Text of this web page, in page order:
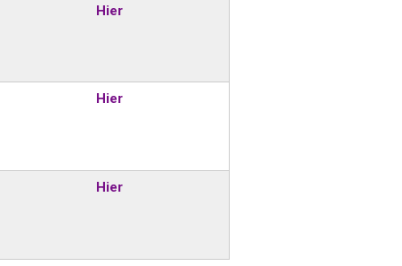
Hier
Hier
Hier